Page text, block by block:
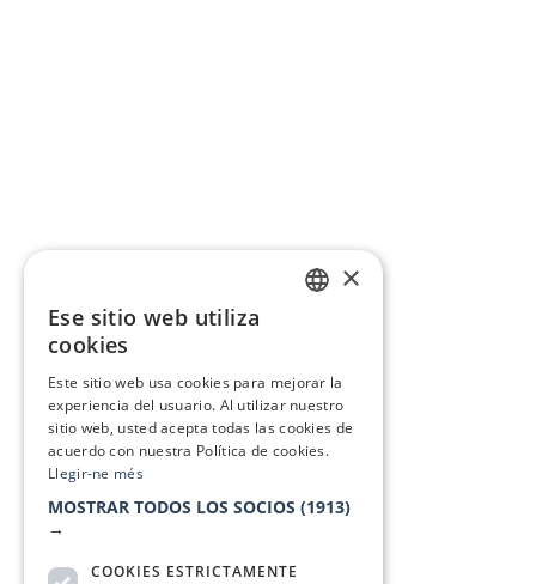
×
Ese sitio web utiliza
cookies
Este sitio web usa cookies para mejorar la
experiencia del usuario. Al utilizar nuestro
sitio web, usted acepta todas las cookies de
acuerdo con nuestra Política de cookies.
Llegir-ne més
MOSTRAR TODOS LOS SOCIOS (1913)
→
COOKIES ESTRICTAMENTE